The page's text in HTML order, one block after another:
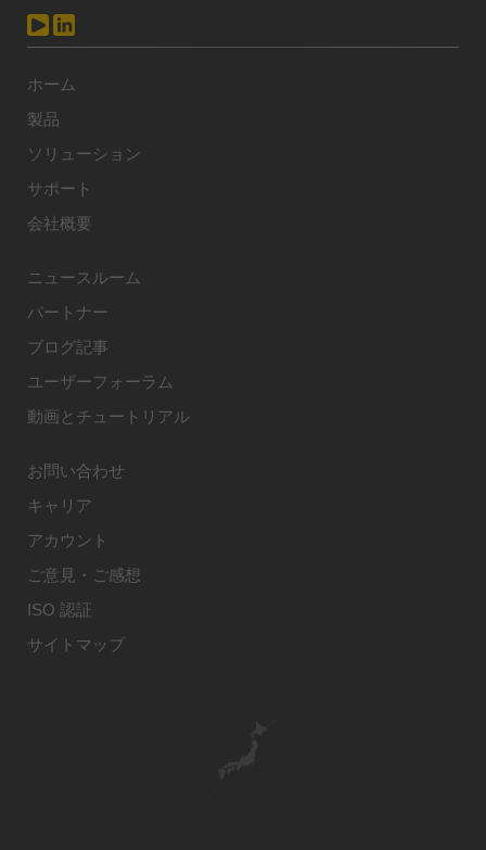
ホーム
製品
ソリューション
サポート
会社概要
ニュースルーム
パートナー
ブログ記事
ユーザーフォーラム
動画とチュートリアル
お問い合わせ
キャリア
アカウント
ご意見・ご感想
ISO 認証
サイトマップ